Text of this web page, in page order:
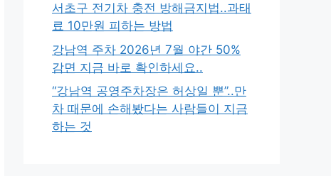
서초구 전기차 충전 방해금지법..과태
료 10만원 피하는 방법
강남역 주차 2026년 7월 야간 50%
감면 지금 바로 확인하세요..
“강남역 공영주차장은 허상일 뿐”..만
차 때문에 손해봤다는 사람들이 지금
하는 것